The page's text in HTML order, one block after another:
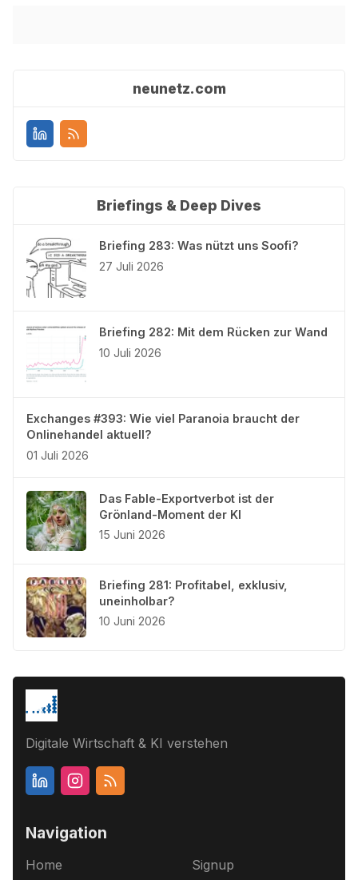
neunetz.com
Briefings & Deep Dives
Briefing 283: Was nützt uns Soofi?
27 Juli 2026
Briefing 282: Mit dem Rücken zur Wand
10 Juli 2026
Exchanges #393: Wie viel Paranoia braucht der
Onlinehandel aktuell?
01 Juli 2026
Das Fable-Exportverbot ist der
Grönland-Moment der KI
15 Juni 2026
Briefing 281: Profitabel, exklusiv,
uneinholbar?
10 Juni 2026
Digitale Wirtschaft & KI verstehen
Navigation
Home Signup